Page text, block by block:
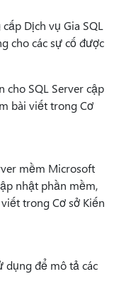
Dịch vụ Gia SQL
cho các sự cố được
SQL Server cập
bài viết trong Cơ
mềm Microsoft
nhật phần mềm,
trong Cơ sở Kiến
dụng để mô tả các